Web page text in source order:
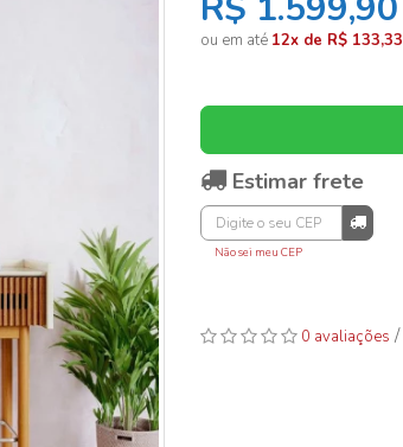
ou em até 12x de R$ 133,33
Estimar frete
Não sei meu CEP
0 avaliações /